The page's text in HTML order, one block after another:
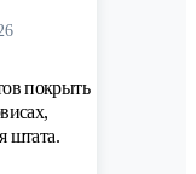
покрыть
штата.